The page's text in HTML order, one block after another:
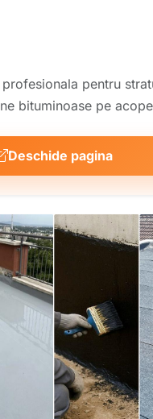
pentru
bituminoase pe
Deschide pagina